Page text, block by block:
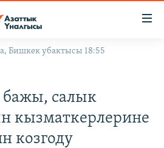
Бишкек убактысы 18:55
салык
кызматкерлерине
козгоду